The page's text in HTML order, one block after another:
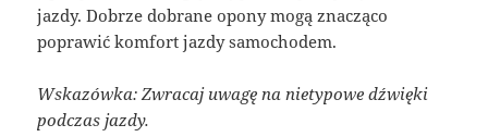
jazdy. Dobrze dobrane opony mogą znacząco
poprawić komfort jazdy samochodem.
Wskazówka: Zwracaj uwagę na nietypowe dźwięki
podczas jazdy.